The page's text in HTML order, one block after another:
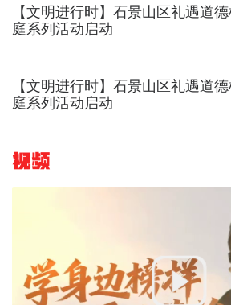
【文明进行时】石景山区礼遇道
庭系列活动启动
【文明进行时】石景山区礼遇道
庭系列活动启动
视频